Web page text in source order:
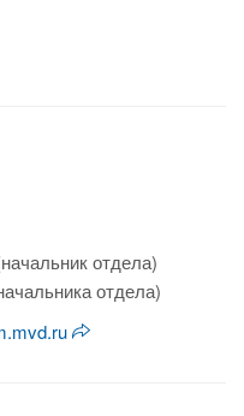
отдела)
отдела)